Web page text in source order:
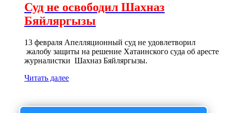
Суд не освободил Шахназ
Бяйляргызы
13 февраля Апелляционный суд не удовлетворил
жалобу защиты на решение Хатаинского суда об аресте
журналистки Шахназ Бяйляргызы.
Читать далее